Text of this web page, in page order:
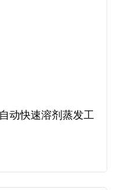
动快速溶剂蒸发工